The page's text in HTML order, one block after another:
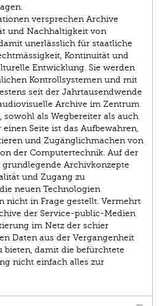
versprechen Archive
und Nachhaltigkeit von
unerlässlich für staatliche
Kontinuität und
Entwicklung. Sie werden
Kontrollsystemen und mit
seit der Jahrtausendwende
Archive im Zentrum
sowohl als Wegbereiter als auch
Seite ist das Aufbewahren,
und Zugänglich­machen von
der Computertechnik. Auf der
grundlegende Archiv­konzepte
und Zugang zu
neuen Technologien
nicht in Frage gestellt. Vermehrt
der Service-public-Medien
im Netz der schier
Daten aus der Vergangenheit
bieten, damit die befürchtete
nicht einfach alles zur